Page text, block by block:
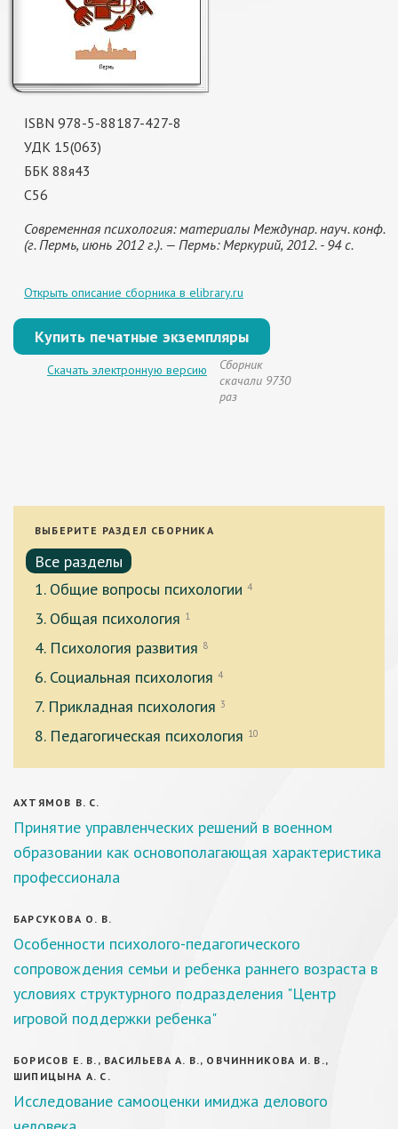
ISBN 978-5-88187-427-8
УДК 15(063)
ББК 88я43
С56
Современная психология: материалы Междунар. науч. конф.
(г. Пермь, июнь 2012 г.). — Пермь: Меркурий, 2012. - 94 с.
Открыть описание сборника в elibrary.ru
Купить печатные экземпляры
Скачать электронную версию
Сборник
скачали 9730
раз
ВЫБЕРИТЕ РАЗДЕЛ СБОРНИКА
Все разделы
1. Общие вопросы психологии 4
3. Общая психология 1
4. Психология развития 8
6. Социальная психология 4
7. Прикладная психология 3
8. Педагогическая психология 10
АХТЯМОВ В. С.
Принятие управленческих решений в военном
образовании как основополагающая характеристика
профессионала
БАРСУКОВА О. В.
Особенности психолого-педагогического
сопровождения семьи и ребенка раннего возраста в
условиях структурного подразделения "Центр
игровой поддержки ребенка"
БОРИСОВ Е. В., ВАСИЛЬЕВА А. В., ОВЧИННИКОВА И. В.,
ШИПИЦЫНА А. С.
Исследование самооценки имиджа делового